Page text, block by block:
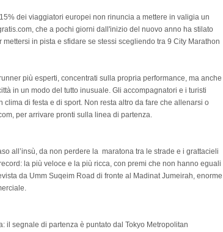
dei viaggiatori europei non rinuncia a mettere in valigia un
che a pochi giorni dall'inizio del nuovo anno ha stilato
in pista e sfidare se stessi scegliendo tra 9 City Marathon
più esperti, concentrati sulla propria performance, ma anche
in un modo del tutto inusuale. Gli accompagnatori e i turisti
di festa e di sport. Non resta altro da fare che allenarsi o
per arrivare pronti sulla linea di partenza.
all’insù, da non perdere la maratona tra le strade e i grattacieli
la più veloce e la più ricca, con premi che non hanno eguali
da Umm Suqeim Road di fronte al Madinat Jumeirah, enorme
il segnale di partenza è puntato dal Tokyo Metropolitan